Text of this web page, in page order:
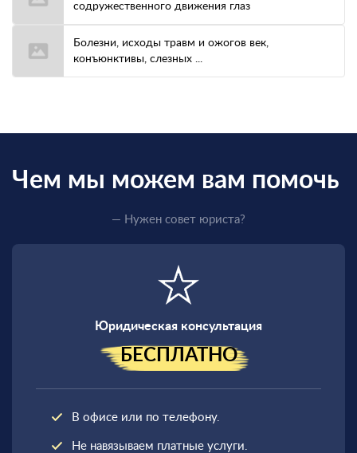
содружественного движения глаз
Болезни, исходы травм и ожогов век,
конъюнктивы, слезных ...
Чем мы можем вам помочь
— Нужен совет юриста?
Юридическая консультация
БЕСПЛАТНО
В офисе или по телефону.
Не навязываем платные услуги.